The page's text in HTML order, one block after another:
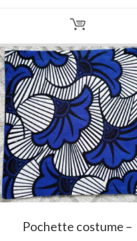
Pochette costume –